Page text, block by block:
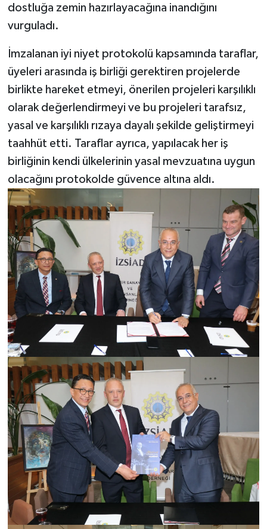
dostluğa zemin hazırlayacağına inandığını
vurguladı.
İmzalanan iyi niyet protokolü kapsamında taraflar,
üyeleri arasında iş birliği gerektiren projelerde
birlikte hareket etmeyi, önerilen projeleri karşılıklı
olarak değerlendirmeyi ve bu projeleri tarafsız,
yasal ve karşılıklı rızaya dayalı şekilde geliştirmeyi
taahhüt etti. Taraflar ayrıca, yapılacak her iş
birliğinin kendi ülkelerinin yasal mevzuatına uygun
olacağını protokolde güvence altına aldı.